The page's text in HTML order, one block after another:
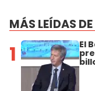
MÁS LEÍDAS DE
1 El